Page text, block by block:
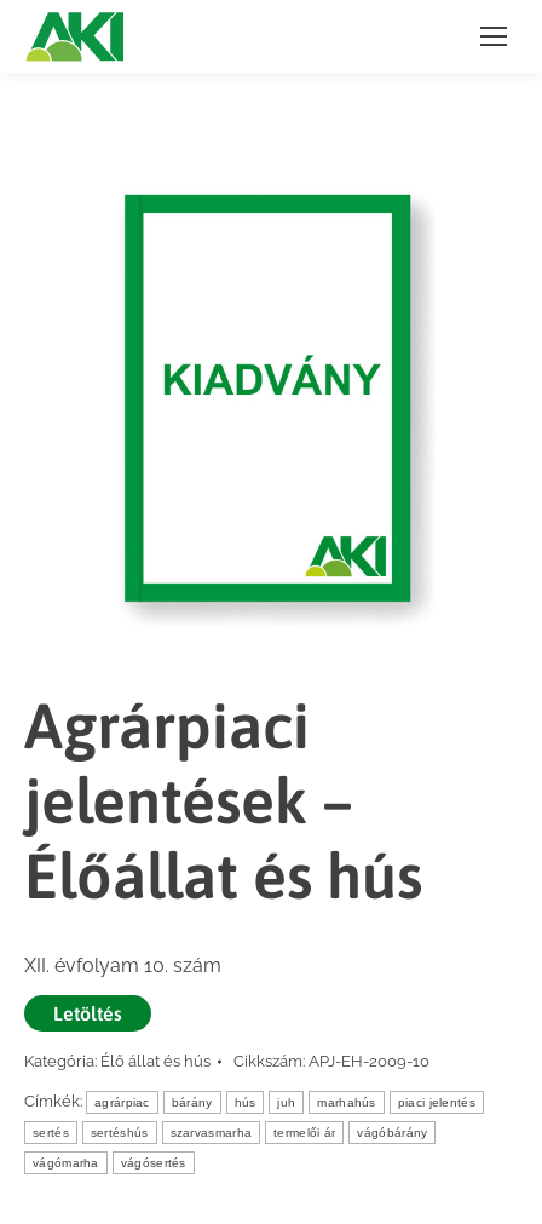
Agrárpiaci
jelentések –
Élőállat és hús
XII. évfolyam 10. szám
Letöltés
Kategória: Élő állat és hús Cikkszám: APJ-EH-2009-10
Címkék: agrárpiac bárány hús juh marhahús piaci jelentés
sertés sertéshús szarvasmarha termelői ár vágóbárány
vágómarha vágósertés